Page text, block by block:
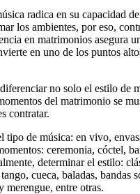
radica en su capacidad
los ambientes, por eso,
en matrimonios asegura
en uno de los puntos
no solo el estilo de
del matrimonio se
contratar.
de música: en vivo,
ceremonia, cóctel,
determinar el estilo:
cueca, baladas, bandas
merengue, entre otras.